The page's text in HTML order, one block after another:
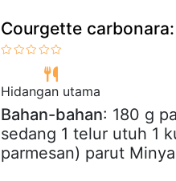
Courgette
Hidangan utama
Bahan-bahan: 180 g
sedang 1 telur utuh 1
parmesan) parut